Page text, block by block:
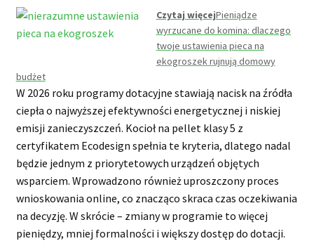
Czytaj więcejPieniądze
wyrzucane do komina: dlaczego
twoje ustawienia pieca na
ekogroszek rujnują domowy
budżet
W 2026 roku programy dotacyjne stawiają nacisk na źródła
ciepła o najwyższej efektywności energetycznej i niskiej
emisji zanieczyszczeń. Kocioł na pellet klasy 5 z
certyfikatem Ecodesign spełnia te kryteria, dlatego nadal
będzie jednym z priorytetowych urządzeń objętych
wsparciem. Wprowadzono również uproszczony proces
wnioskowania online, co znacząco skraca czas oczekiwania
na decyzję. W skrócie – zmiany w programie to więcej
pieniędzy, mniej formalności i większy dostęp do dotacji.